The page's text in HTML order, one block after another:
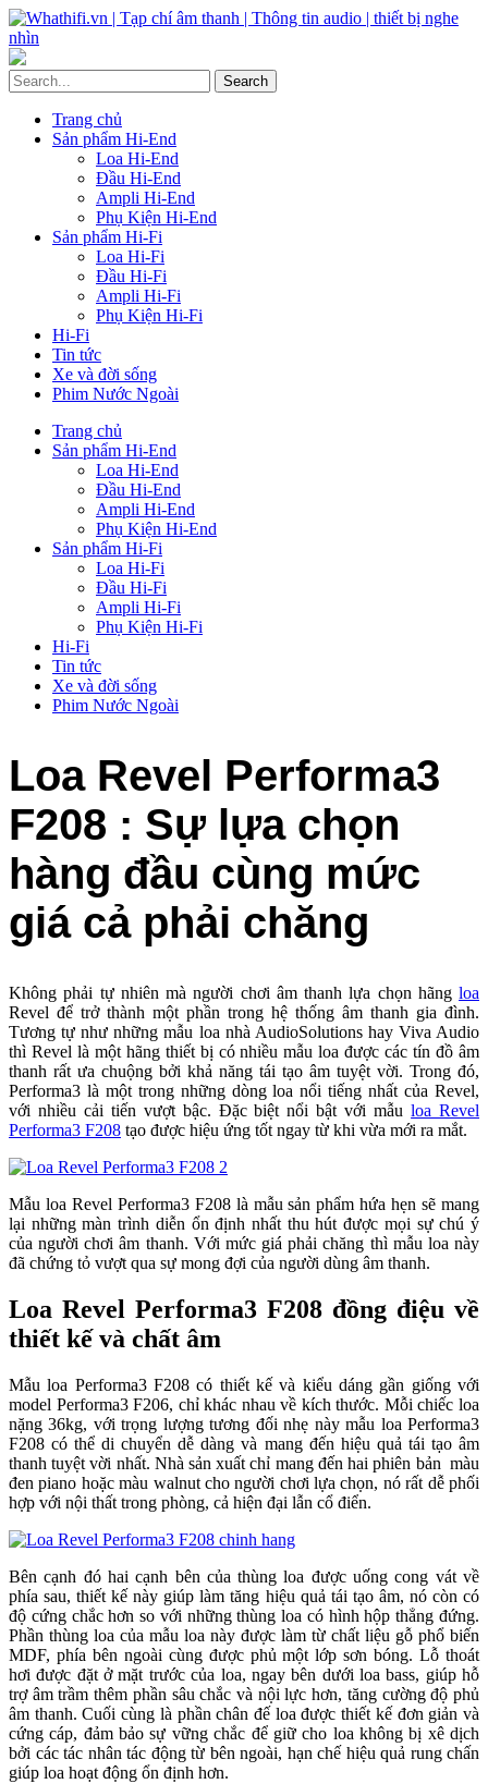
Trang chủ
Sản phẩm Hi-End
Loa Hi-End
Đầu Hi-End
Ampli Hi-End
Phụ Kiện Hi-End
Sản phẩm Hi-Fi
Loa Hi-Fi
Đầu Hi-Fi
Ampli Hi-Fi
Phụ Kiện Hi-Fi
Hi-Fi
Tin tức
Xe và đời sống
Phim Nước Ngoài
Trang chủ
Sản phẩm Hi-End
Loa Hi-End
Đầu Hi-End
Ampli Hi-End
Phụ Kiện Hi-End
Sản phẩm Hi-Fi
Loa Hi-Fi
Đầu Hi-Fi
Ampli Hi-Fi
Phụ Kiện Hi-Fi
Hi-Fi
Tin tức
Xe và đời sống
Phim Nước Ngoài
Loa Revel Performa3
F208 : Sự lựa chọn
hàng đầu cùng mức
giá cả phải chăng
Không phải tự nhiên mà người chơi âm thanh lựa chọn hãng loa
Revel để trở thành một phần trong hệ thống âm thanh gia đình.
Tương tự như những mẫu loa nhà AudioSolutions hay Viva Audio
thì Revel là một hãng thiết bị có nhiều mẫu loa được các tín đồ âm
thanh rất ưa chuộng bởi khả năng tái tạo âm tuyệt vời. Trong đó,
Performa3 là một trong những dòng loa nổi tiếng nhất của Revel,
với nhiều cải tiến vượt bậc. Đặc biệt nổi bật với mẫuloa Revel
Performa3 F208 tạo được hiệu ứng tốt ngay từ khi vừa mới ra mắt.
Mẫu loa Revel Performa3 F208 là mẫu sản phẩm hứa hẹn sẽ mang
lại những màn trình diễn ổn định nhất thu hút được mọi sự chú ý
của người chơi âm thanh. Với mức giá phải chăng thì mẫu loa này
đã chứng tỏ vượt qua sự mong đợi của người dùng âm thanh.
Loa Revel Performa3 F208 đồng điệu về
thiết kế và chất âm
Mẫu loa Performa3 F208 có thiết kế và kiểu dáng gần giống với
model Performa3 F206, chỉ khác nhau về kích thước. Mỗi chiếc loa
nặng 36kg, với trọng lượng tương đối nhẹ này mẫu loa Performa3
F208 có thể di chuyển dễ dàng và mang đến hiệu quả tái tạo âm
thanh tuyệt vời nhất. Nhà sản xuất chỉ mang đến hai phiên bản màu
đen piano hoặc màu walnut cho người chơi lựa chọn, nó rất dễ phối
hợp với nội thất trong phòng, cả hiện đại lẫn cổ điển.
Bên cạnh đó hai cạnh bên của thùng loa được uống cong vát về
phía sau, thiết kế này giúp làm tăng hiệu quả tái tạo âm, nó còn có
độ cứng chắc hơn so với những thùng loa có hình hộp thẳng đứng.
Phần thùng loa của mẫu loa này được làm từ chất liệu gỗ phổ biến
MDF, phía bên ngoài cùng được phủ một lớp sơn bóng. Lỗ thoát
hơi được đặt ở mặt trước của loa, ngay bên dưới loa bass, giúp hỗ
trợ âm trầm thêm phần sâu chắc và nội lực hơn, tăng cường độ phủ
âm thanh. Cuối cùng là phần chân đế loa được thiết kế đơn giản và
cứng cáp, đảm bảo sự vững chắc để giữ cho loa không bị xê dịch
bởi các tác nhân tác động từ bên ngoài, hạn chế hiệu quả rung chấn
giúp loa hoạt động ổn định hơn.